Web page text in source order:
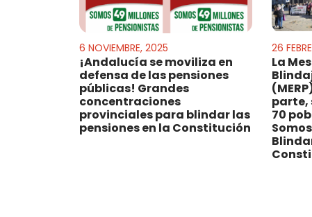
6 NOVIEMBRE, 2025
¡Andalucía se moviliza en
defensa de las pensiones
públicas! Grandes
concentraciones
provinciales para blindar las
pensiones en la Constitución
26
La
parte,
70